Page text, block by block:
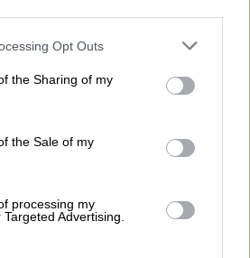
app uses one or more Google
usage behaviour. You may click to
Google and its third-party tags to
specified purposes in below Google
Opt Outs
the Sharing of my
the Sale of my
processing my
Advertising.